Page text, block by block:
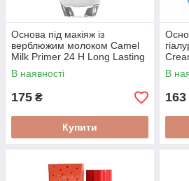
Основа під макіяж із
верблюжим молоком Camel
Milk Primer 24 H Long Lasting
40 ml
В наявності
175 ₴
Купити
В
163